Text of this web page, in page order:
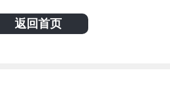
返回首页